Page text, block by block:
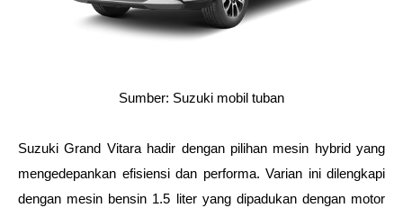
Sumber: Suzuki mobil tuban
Suzuki Grand Vitara hadir dengan pilihan mesin hybrid yang
mengedepankan efisiensi dan performa. Varian ini dilengkapi
dengan mesin bensin 1.5 liter yang dipadukan dengan motor